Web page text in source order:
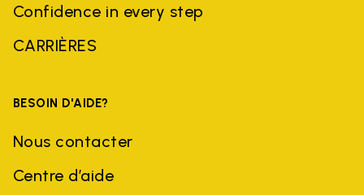
Confidence in every step
CARRIÈRES
BESOIN D'AIDE?
Nous contacter
Centre d’aide